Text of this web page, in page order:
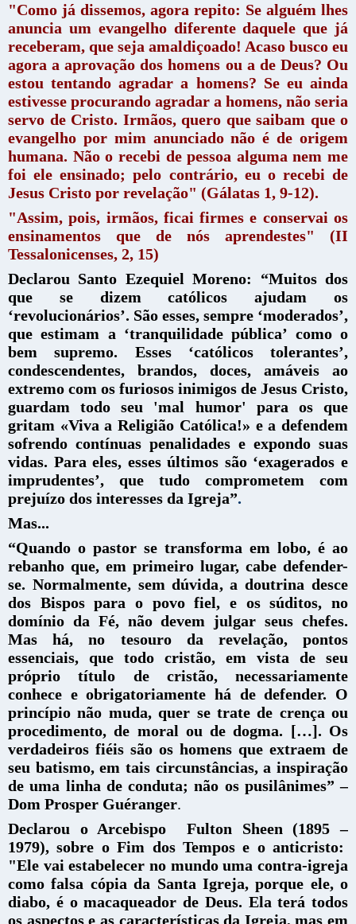
"Como já dissemos, agora repito: Se alguém lhes
anuncia um evangelho diferente daquele que já
receberam, que seja amaldiçoado! Acaso busco eu
agora a aprovação dos homens ou a de Deus? Ou
estou tentando agradar a homens? Se eu ainda
estivesse procurando agradar a homens, não seria
servo de Cristo. Irmãos, quero que saibam que o
evangelho por mim anunciado não é de origem
humana. Não o recebi de pessoa alguma nem me
foi ele ensinado; pelo contrário, eu o recebi de
Jesus Cristo por revelação" (Gálatas 1, 9-12).
"Assim, pois, irmãos, ficai firmes e conservai os
ensinamentos que de nós aprendestes" (II
Tessalonicenses, 2, 15)
Declarou Santo Ezequiel Moreno: “Muitos dos
que se dizem católicos ajudam os
‘revolucionários’. São esses, sempre ‘moderados’,
que estimam a ‘tranquilidade pública’ como o
bem supremo. Esses ‘católicos tolerantes’,
condescendentes, brandos, doces, amáveis ao
extremo com os furiosos inimigos de Jesus Cristo,
guardam todo seu 'mal humor' para os que
gritam «Viva a Religião Católica!» e a defendem
sofrendo contínuas penalidades e expondo suas
vidas. Para eles, esses últimos são ‘exagerados e
imprudentes’, que tudo comprometem com
prejuízo dos interesses da Igreja”.
Mas...
“Quando o pastor se transforma em lobo, é ao
rebanho que, em primeiro lugar, cabe defender-
se. Normalmente, sem dúvida, a doutrina desce
dos Bispos para o povo fiel, e os súditos, no
domínio da Fé, não devem julgar seus chefes.
Mas há, no tesouro da revelação, pontos
essenciais, que todo cristão, em vista de seu
próprio título de cristão, necessariamente
conhece e obrigatoriamente há de defender. O
princípio não muda, quer se trate de crença ou
procedimento, de moral ou de dogma. […]. Os
verdadeiros fiéis são os homens que extraem de
seu batismo, em tais circunstâncias, a inspiração
de uma linha de conduta; não os pusilânimes” –
Dom Prosper Guéranger.
Declarou o Arcebispo Fulton Sheen (1895 –
1979), sobre o Fim dos Tempos e o anticristo:
"Ele vai estabelecer no mundo uma contra-igreja
como falsa cópia da Santa Igreja, porque ele, o
diabo, é o macaqueador de Deus. Ela terá todos
os aspectos e as características da Igreja, mas em